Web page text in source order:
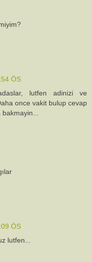
ÖS
lutfen adinizi ve
once vakit bulup cevap
ÖS
lutfen...